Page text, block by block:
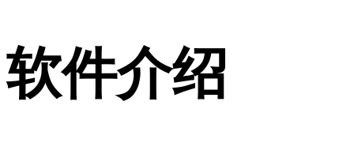
软件介绍